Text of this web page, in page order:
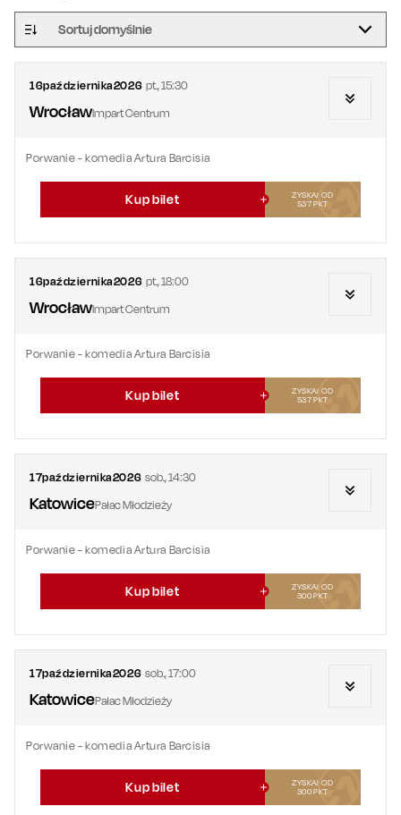
Sortuj domyślnie
16października2026 pt.,15:30
WrocławImpart Centrum
Porwanie - komedia Artura Barcisia
Kup bilet
ZYSKAJ OD
537PKT
16października2026 pt.,18:00
WrocławImpart Centrum
Porwanie - komedia Artura Barcisia
Kup bilet
ZYSKAJ OD
537PKT
17października2026 sob.,14:30
KatowicePałac Młodzieży
Porwanie - komedia Artura Barcisia
Kup bilet
ZYSKAJ OD
300PKT
17października2026 sob.,17:00
KatowicePałac Młodzieży
Porwanie - komedia Artura Barcisia
Kup bilet
ZYSKAJ OD
300PKT